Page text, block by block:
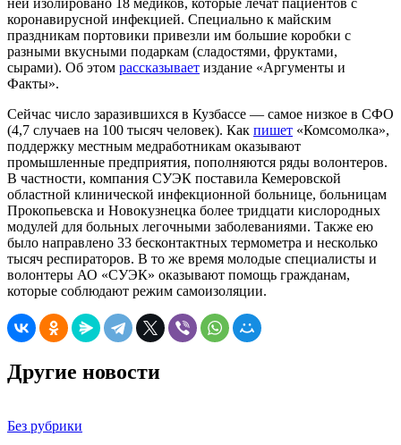
ней изолировано 18 медиков, которые лечат пациентов с
коронавирусной инфекцией. Специально к майским
праздникам портовики привезли им большие коробки с
разными вкусными подаркам (сладостями, фруктами,
сырами). Об этом рассказывает издание «Аргументы и
Факты».
Сейчас число заразившихся в Кузбассе — самое низкое в СФО
(4,7 случаев на 100 тысяч человек). Как пишет «Комсомолка»,
поддержку местным медработникам оказывают
промышленные предприятия, пополняются ряды волонтеров.
В частности, компания СУЭК поставила Кемеровской
областной клинической инфекционной больнице, больницам
Прокопьевска и Новокузнецка более тридцати кислородных
модулей для больных легочными заболеваниями. Также ею
было направлено 33 бесконтактных термометра и несколько
тысяч респираторов. В то же время молодые специалисты и
волонтеры АО «СУЭК» оказывают помощь гражданам,
которые соблюдают режим самоизоляции.
Другие новости
Без рубрики